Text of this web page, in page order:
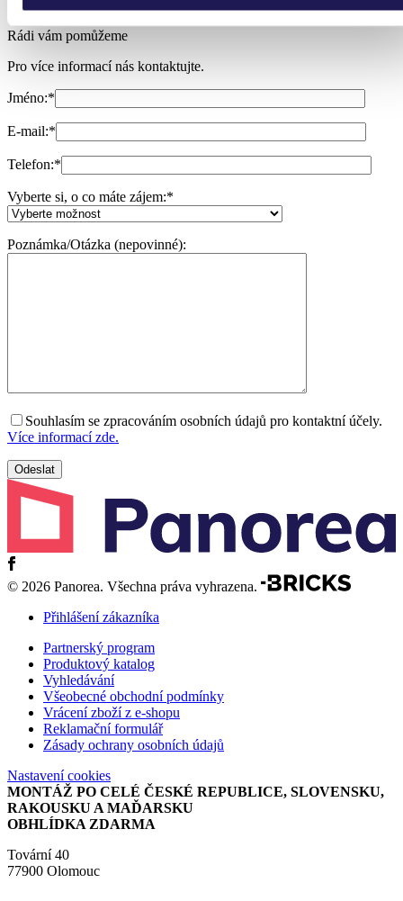
Rádi vám pomůžeme
Pro více informací nás kontaktujte.
Jméno:*
E-mail:*
Telefon:*
Vyberte si, o co máte zájem:*
Poznámka/Otázka (nepovinné):
Souhlasím se zpracováním osobních údajů pro kontaktní účely.
Více informací zde.
© 2026 Panorea. Všechna práva vyhrazena.
Přihlášení zákazníka
Partnerský program
Produktový katalog
Vyhledávání
Všeobecné obchodní podmínky
Vrácení zboží z e-shopu
Reklamační formulář
Zásady ochrany osobních údajů
Nastavení cookies
MONTÁŽ PO CELÉ ČESKÉ REPUBLICE, SLOVENSKU,
RAKOUSKU A MAĎARSKU
OBHLÍDKA ZDARMA
Tovární 40
77900 Olomouc